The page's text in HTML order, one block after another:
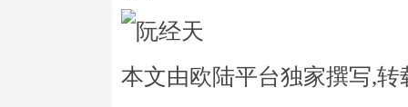
本文由欧陆平台独家撰写,转